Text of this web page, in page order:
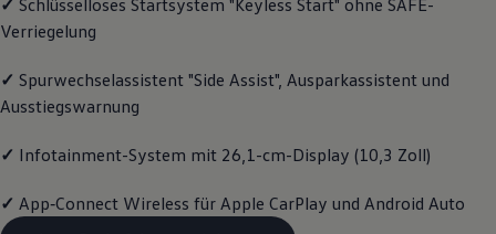
Handy und Fahrzeug verbinden
Vorgängermodelle
Kundeninformationen
Volkswagen Kundenbetreuung
Assistenzsysteme
Live Beratung
Magazin
Verriegelung
✓ Spurwechselassistent "Side Assist", Ausparkassistent und
Ausstiegswarnung
✓ Infotainment-System mit 26,1-cm-Display (10,3 Zoll)
✓ App‑Connect Wireless für Apple CarPlay und Android Auto